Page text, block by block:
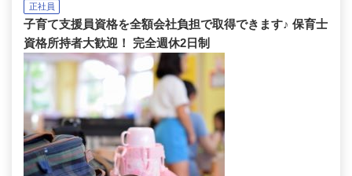
正社員
子育て支援員資格を全額会社負担で取得できます♪ 保育士
資格所持者大歓迎！ 完全週休2日制